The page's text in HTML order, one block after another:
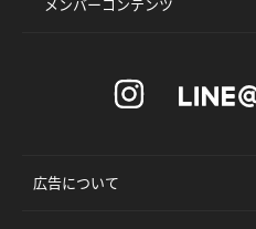
メンバーコンテンツ
広告について